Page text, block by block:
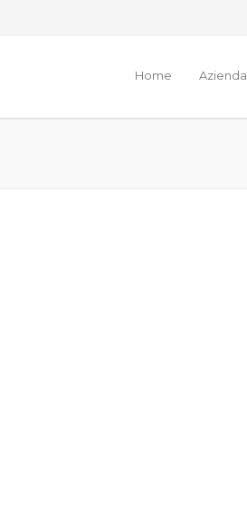
Home Azienda